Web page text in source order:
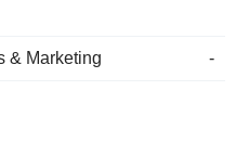
& Marketing -